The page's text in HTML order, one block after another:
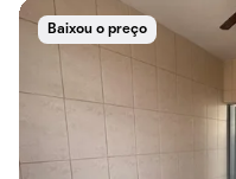
Baixou o preço